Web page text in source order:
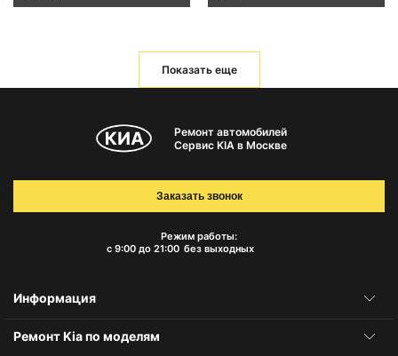
Показать еще
Ремонт автомобилей
Сервис KIA в Москве
Режим работы:
с 9:00 до 21:00 без выходных
Заказать звонок
Информация
Ремонт Kia по моделям